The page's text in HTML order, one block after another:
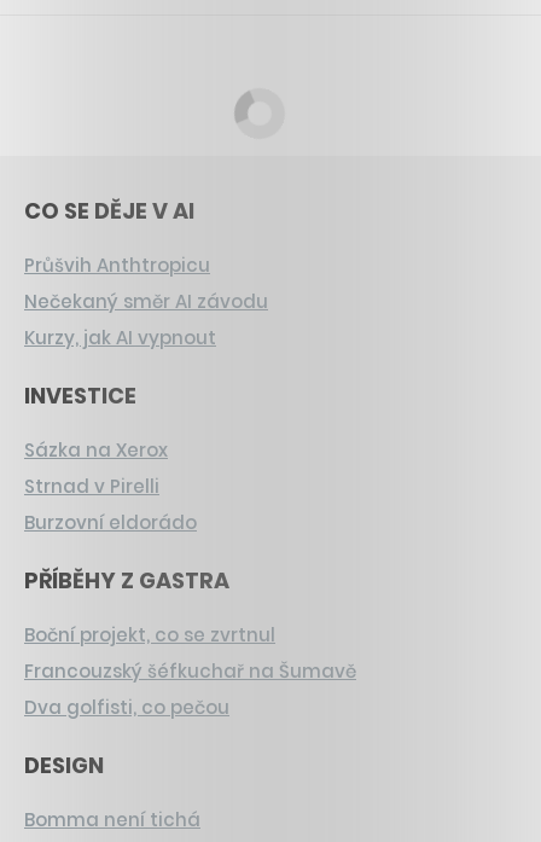
CO SE DĚJE V AI
Průšvih Anthtropicu
Nečekaný směr AI závodu
Kurzy, jak AI vypnout
INVESTICE
Sázka na Xerox
Strnad v Pirelli
Burzovní eldorádo
PŘÍBĚHY Z GASTRA
Boční projekt, co se zvrtnul
Francouzský šéfkuchař na Šumavě
Dva golfisti, co pečou
DESIGN
Bomma není tichá